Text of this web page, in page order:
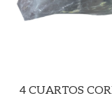
4 CUARTOS